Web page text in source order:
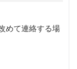
めて連絡する場